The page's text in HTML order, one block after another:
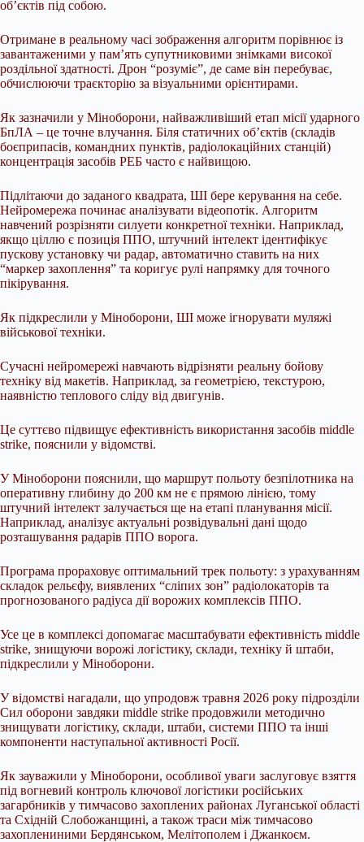
обʼєктів під собою.
Отримане в реальному часі зображення алгоритм порівнює із
завантаженими у памʼять супутниковими знімками високої
роздільної здатності. Дрон “розуміє”, де саме він перебуває,
обчислюючи траєкторію за візуальними орієнтирами.
Як зазначили у Міноборони, найважливіший етап місії ударного
БпЛА – це точне влучання. Біля статичних обʼєктів (складів
боєприпасів, командних пунктів, радіолокаційних станцій)
концентрація засобів РЕБ часто є найвищою.
Підлітаючи до заданого квадрата, ШІ бере керування на себе.
Нейромережа починає аналізувати відеопотік. Алгоритм
навчений розрізняти силуети конкретної техніки. Наприклад,
якщо ціллю є позиція ППО, штучний інтелект ідентифікує
пускову установку чи радар, автоматично ставить на них
“маркер захоплення” та коригує рулі напрямку для точного
пікірування.
Як підкреслили у Міноборони, ШІ може ігнорувати муляжі
військової техніки.
Сучасні нейромережі навчають відрізняти реальну бойову
техніку від макетів. Наприклад, за геометрією, текстурою,
наявністю теплового сліду від двигунів.
Це суттєво підвищує ефективність використання засобів middle
strike, пояснили у відомстві.
У Міноборони пояснили, що маршрут польоту безпілотника на
оперативну глибину до 200 км не є прямою лінією, тому
штучний інтелект залучається ще на етапі планування місії.
Наприклад, аналізує актуальні розвідувальні дані щодо
розташування радарів ППО ворога.
Програма прораховує оптимальний трек польоту: з урахуванням
складок рельєфу, виявлених “сліпих зон” радіолокаторів та
прогнозованого радіуса дії ворожих комплексів ППО.
Усе це в комплексі допомагає масштабувати ефективність middle
strike, знищуючи ворожі логістику, склади, техніку й штаби,
підкреслили у Міноборони.
У відомстві нагадали, що упродовж травня 2026 року підрозділи
Сил оборони завдяки middle strike продовжили методично
знищувати логістику, склади, штаби, системи ППО та інші
компоненти наступальної активності Росії.
Як зауважили у Міноборони, особливої уваги заслуговує взяття
під вогневий контроль ключової логістики російських
загарбників у тимчасово захоплених районах Луганської області
та Східній Слобожанщині, а також траси між тимчасово
захоплениними Бердянськом, Мелітополем і Джанкоєм.